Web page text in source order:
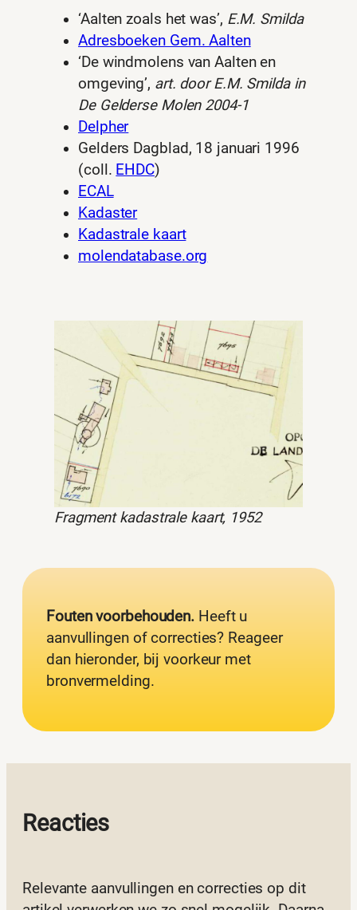
‘Aalten zoals het was’, E.M. Smilda
Adresboeken Gem. Aalten
‘De windmolens van Aalten en
omgeving’, art. door E.M. Smilda in
De Gelderse Molen 2004-1
Delpher
Gelders Dagblad, 18 januari 1996
(coll. EHDC)
ECAL
Kadaster
Kadastrale kaart
molendatabase.org
Fragment kadastrale kaart, 1952
Fouten voorbehouden. Heeft u
aanvullingen of correcties? Reageer
dan hieronder, bij voorkeur met
bronvermelding.
Reacties
Relevante aanvullingen en correcties op dit